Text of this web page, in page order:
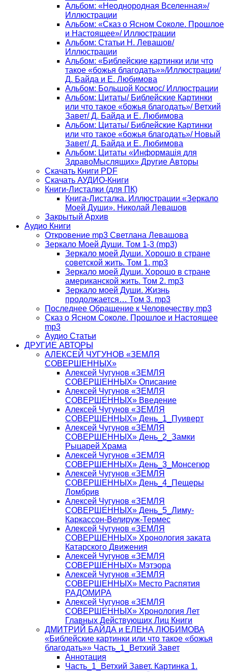
Альбом: «Неоднородная Вселенная»/
Иллюстрации
Альбом: «Сказ о Ясном Соколе. Прошлое
и Настоящее»/ Иллюстрации
Альбом: Статьи Н. Левашов/
Иллюстрации
Альбом: «Библейские картинки или что
такое «божья благодать»»/Иллюстрации/
Д. Байда и Е. Любимова
Альбом: Большой Космос/ Иллюстрации
Альбом: Цитаты/ Библейские Картинки
или что такое «божья благодать»/ Ветхий
Завет/ Д. Байда и Е. Любимова
Альбом: Цитаты/ Библейские Картинки
или что такое «божья благодать»/ Новый
Завет/ Д. Байда и Е. Любимова
Альбом: Цитаты «Информацiя для
ЗдравоМыслящих» Другие Авторы
Скачать Книги PDF
Скачать АУДИО-Книги
Книги-Листалки (для ПК)
Книга-Листалка. Иллюстрации «Зеркало
Моей Души». Николай Левашов
Закрытый Архив
Аудио Книги
Откровение mp3 Светлана Левашова
Зеркало Моей Души. Том 1-3 (mp3)
Зеркало моей Души. Хорошо в стране
советской жить. Том 1. mp3
Зеркало моей Души. Хорошо в стране
американской жить. Том 2. mp3
Зеркало моей Души. Жизнь
продолжается… Том 3. mp3
Последнее Обращение к Человечеству mp3
Сказ о Ясном Соколе. Прошлое и Настоящее
mp3
Аудио Статьи
ДРУГИЕ АВТОРЫ
АЛЕКСЕЙ ЧУГУНОВ «ЗЕМЛЯ
СОВЕРШЕННЫХ»
Алексей Чугунов «ЗЕМЛЯ
СОВЕРШЕННЫХ» Описание
Алексей Чугунов «ЗЕМЛЯ
СОВЕРШЕННЫХ» Введение
Алексей Чугунов «ЗЕМЛЯ
СОВЕРШЕННЫХ» День_1_Пуиверт
Алексей Чугунов «ЗЕМЛЯ
СОВЕРШЕННЫХ» День_2_Замки
Рыцарей Храма
Алексей Чугунов «ЗЕМЛЯ
СОВЕРШЕННЫХ» День_3_Монсегюр
Алексей Чугунов «ЗЕМЛЯ
СОВЕРШЕННЫХ» День_4_Пещеры
Ломбрив
Алексей Чугунов «ЗЕМЛЯ
СОВЕРШЕННЫХ» День_5_Лиму-
Каркассон-Велируж-Термес
Алексей Чугунов «ЗЕМЛЯ
СОВЕРШЕННЫХ» Хронология заката
Катарского Движения
Алексей Чугунов «ЗЕМЛЯ
СОВЕРШЕННЫХ» Мэтэора
Алексей Чугунов «ЗЕМЛЯ
СОВЕРШЕННЫХ» Место Распятия
РАДОМИРА
Алексей Чугунов «ЗЕМЛЯ
СОВЕРШЕННЫХ» Хронология Лет
Главных Действующих Лиц Книги
ДМИТРИЙ БАЙДА и ЕЛЕНА ЛЮБИМОВА
«Библейские картинки или что такое «божья
благодать»» Часть_1_Ветхий Завет
Аннотация
Часть_1_Ветхий Завет. Картинка 1.